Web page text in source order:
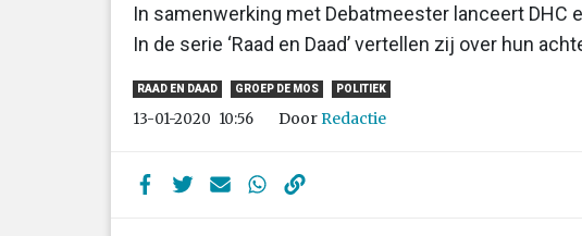
In samenwerking met Debatmeester lanceert DHC
In de serie ‘Raad en Daad’ vertellen zij over hun
RAAD EN DAAD GROEP DE MOS POLITIEK
13-01-2020 10:56 Door Redactie